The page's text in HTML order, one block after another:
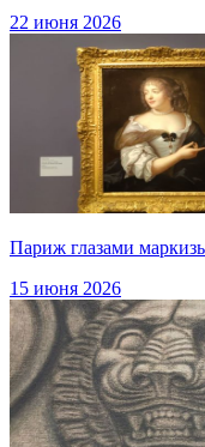
22 июня 2026
Париж глазами
15 июня 2026